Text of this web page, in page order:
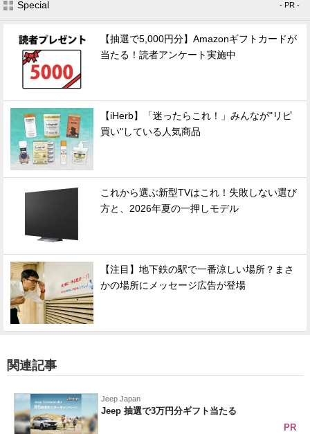
Special - PR -
【抽選で5,000円分】Amazonギフトカードが
当たる！読者アンケート実施中
【iHerb】「迷ったらこれ！」みんなが"リピ
買い"している人気商品
これから選ぶ新型TVはこれ！失敗しない選び
方と、2026年夏の一押しモデル
【注目】地下鉄の駅で一番涼しい場所？まさ
かの場所にメッセージ広告が登場
関連記事
Jeep Japan
Jeep 抽選で3万円分ギフト当たる
PR